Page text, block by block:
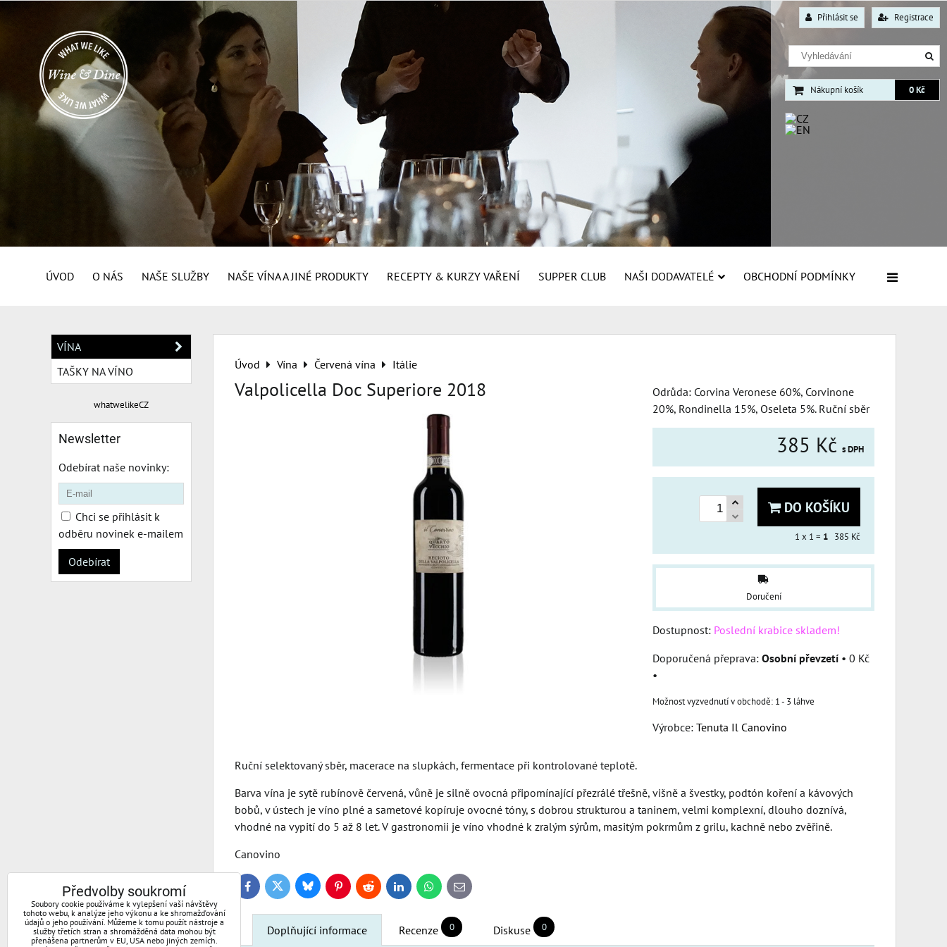
Přihlásit se Registrace
Nákupní košík 0 Kč
ÚVOD O NÁS NAŠE SLUŽBY NAŠE VÍNA A JINÉ PRODUKTY RECEPTY & KURZY VAŘENÍ SUPPER CLUB NAŠI DODAVATELÉ OBCHODNÍ PODMÍNKY
Úvod Vína Červená vína Itálie
Valpolicella Doc Superiore 2018
Odrůda: Corvina Veronese 60%, Corvinone
20%, Rondinella 15%, Oseleta 5%. Ruční sběr
385 Kč s DPH
DO KOŠÍKU
1 x 1 = 1 385 Kč
Doručení
Dostupnost: Poslední krabice skladem!
Osobní převzetí • 0 Kč
•
1 - 3 láhve
Výrobce: Tenuta Il Canovino
Ruční selektovaný sběr, macerace na slupkách, fermentace při kontrolované teplotě.
Barva vína je sytě rubínově červená, vůně je silně ovocná připomínající přezrálé třešně, višně a švestky, podtón koření a kávových
bobů, v ústech je víno plné a sametové kopíruje ovocné tóny, s dobrou strukturou a taninem, velmi komplexní, dlouho doznívá,
vhodné na vypití do 5 až 8 let. V gastronomii je víno vhodné k zralým sýrům, masitým pokrmům z grilu, kachně nebo zvěřině.
Canovino
FacebookTwitter BlueskyPinterestReddit LinkedInWhatsApp
E-
mail
Doplňující informace Recenze 0 Diskuse 0
VÍNA
TAŠKY NA VÍNO
whatwelikeCZ
Newsletter
Odebírat naše novinky:
Chci se přihlásit k
odběru novinek e-mailem
Odebírat
Předvolby soukromí
Soubory cookie používáme k vylepšení vaší návštěvy
tohoto webu, k analýze jeho výkonu a ke shromažďování
údajů o jeho používání. Můžeme k tomu použít nástroje a
služby třetích stran a shromážděná data mohou být
přenášena partnerům v EU, USA nebo jiných zemích.